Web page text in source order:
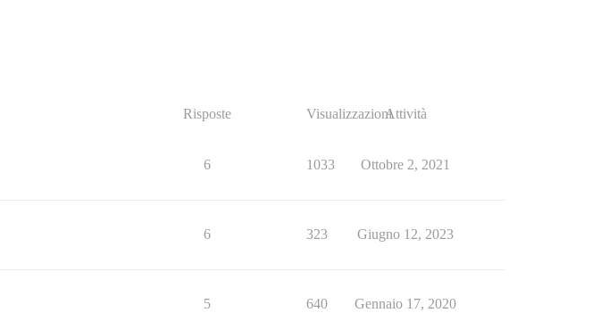
Risposte VisualizzazioniAttività
6 1033 Ottobre 2, 2021
6 323 Giugno 12, 2023
5 640 Gennaio 17, 2020